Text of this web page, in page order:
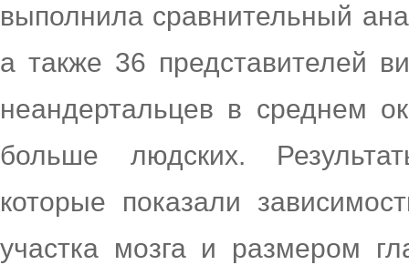
выполнила сравнительный
а также 36 представителей
неандертальцев в среднем
больше людских.
которые показали
участка мозга и размером